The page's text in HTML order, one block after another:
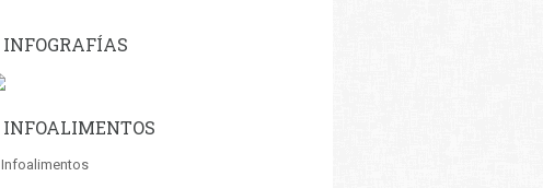
INFOGRAFÍAS
INFOALIMENTOS
Infoalimentos